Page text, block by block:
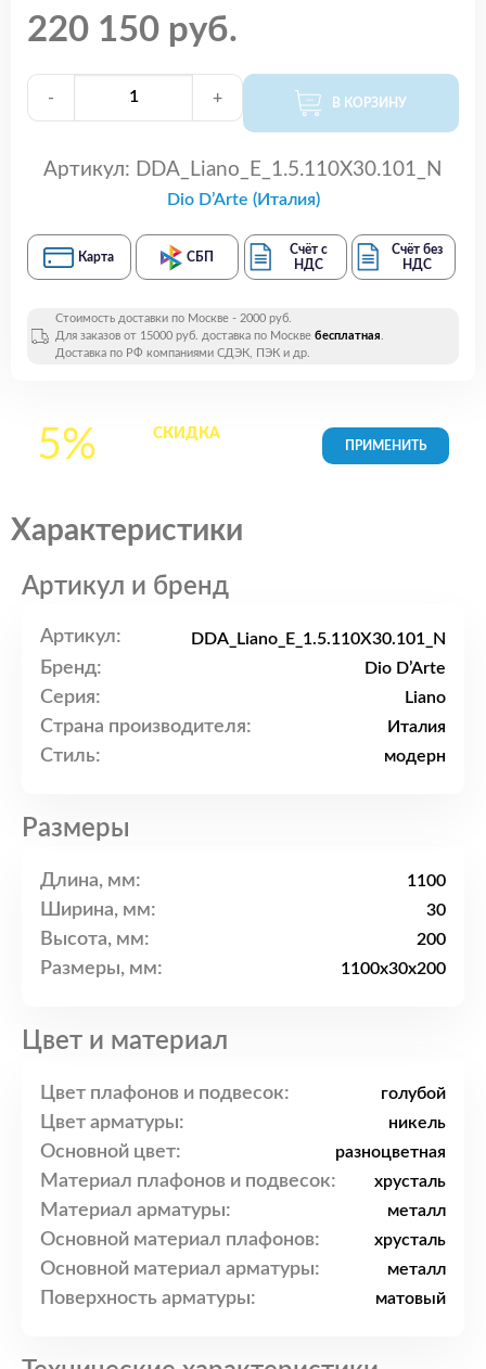
220 150 руб.
- + В КОРЗИНУ
Артикул: DDA_Liano_E_1.5.110X30.101_N
Dio D’Arte (Италия)
Карта СБП
Счёт с
НДС
Счёт без
НДС
Стоимость доставки по Москве - 2000 руб.
Для заказов от 15000 руб. доставка по Москве бесплатная.
Доставка по РФ компаниями СДЭК, ПЭК и др.
5% СКИДКАна все
Характеристики
Артикул и бренд
Артикул: DDA_Liano_E_1.5.110X30.101_N
Бренд: Dio D’Arte
Серия: Liano
Страна производителя: Италия
Стиль: модерн
Размеры
Длина, мм: 1100
Ширина, мм: 30
Высота, мм: 200
Размеры, мм: 1100x30x200
Цвет и материал
Цвет плафонов и подвесок: голубой
Цвет арматуры: никель
Основной цвет: разноцветная
Материал плафонов и подвесок: хрусталь
Материал арматуры: металл
Основной материал плафонов: хрусталь
Основной материал арматуры: металл
Поверхность арматуры: матовый